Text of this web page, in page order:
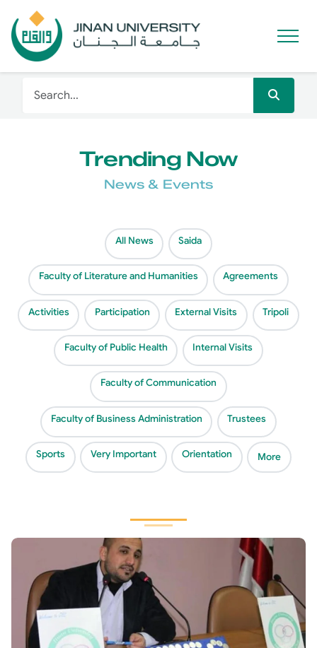
Trending Now
News & Events
All News Saida
Faculty of Literature and Humanities Agreements
Activities Participation External Visits Tripoli
Faculty of Public Health Internal Visits
Faculty of Communication
Faculty of Business Administration Trustees
Sports Very Important Orientation More